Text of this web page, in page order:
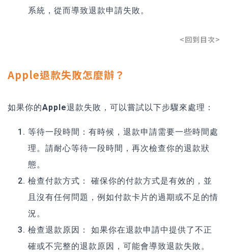
系統，從而導致退款申請失敗。
<回到目次>
Apple退款失敗怎麼辦？
如果你的Apple退款失敗 ，可以嘗試以下步驟來處理：
等待一段時間： 有時候，退款申請需要一些時間處
理。請耐心等待一段時間，再次檢查你的退款狀
態。
檢查付款方式：
確保你的付款方式是有效的，並
且沒有任何問題，例如付款卡片的過期或不足的情
況。
檢查退款原因：
如果你在退款申請中提供了不正
確或不完整的退款原因，可能會導致退款失敗。